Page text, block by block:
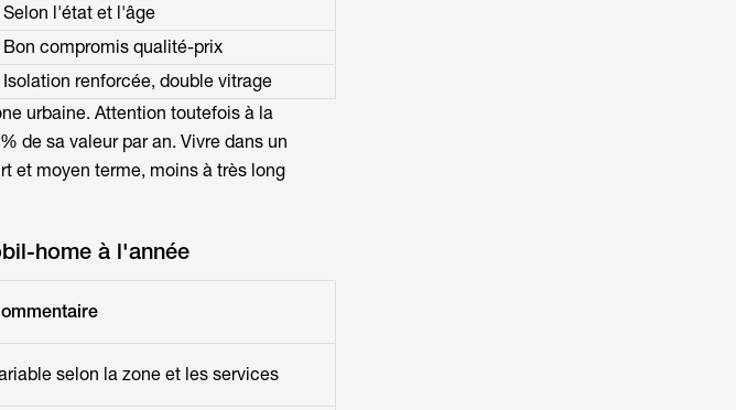
Selon l'état et l'âge
Bon compromis qualité-prix
Isolation renforcée, double vitrage
urbaine. Attention toutefois à la
de sa valeur par an. Vivre dans un
et moyen terme, moins à très long
home à l'année
selon la zone et les services